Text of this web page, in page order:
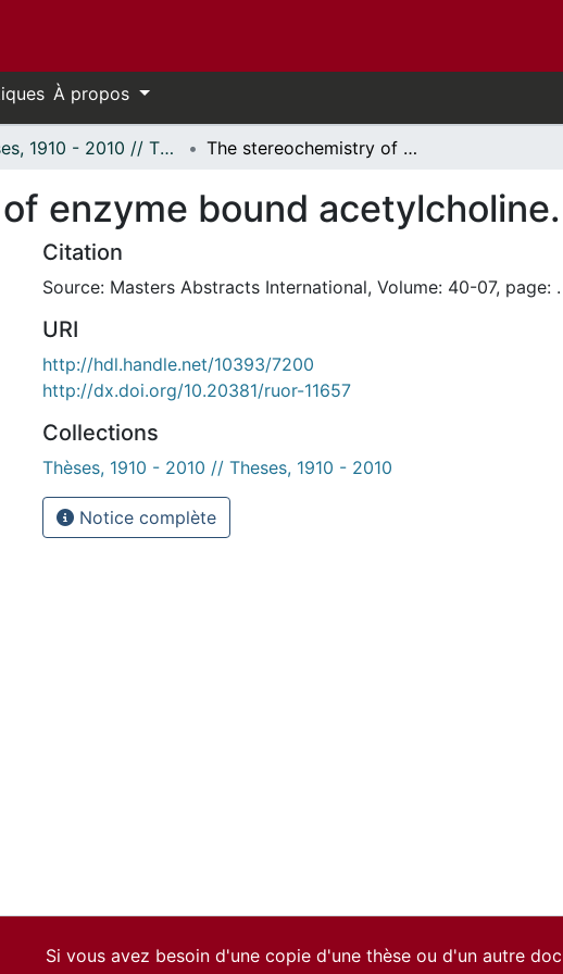
À propos
Thèses, 1910 - 2010 // Theses, 1910 - 2010 The stereochemistry of enzyme bound acetylcholine.
enzyme bound acetylcholine.
Citation
Source: Masters Abstracts International, Volume: 40-07, page: .
URI
http://hdl.handle.net/10393/7200
http://dx.doi.org/10.20381/ruor-11657
Collections
Thèses, 1910 - 2010 // Theses, 1910 - 2010
Notice complète
Si vous avez besoin d'une copie d'une thèse ou d'un autre